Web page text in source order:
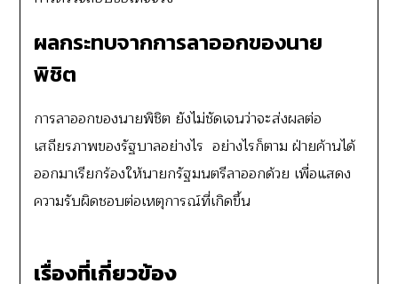
ผลกระทบจากการลาออกของนาย
พิชิต
การลาออกของนายพิชิต ยังไม่ชัดเจนว่าจะส่งผลต่อ
เสถียรภาพของรัฐบาลอย่างไร อย่างไรก็ตาม ฝ่ายค้านได้
ออกมาเรียกร้องให้นายกรัฐมนตรีลาออกด้วย เพื่อแสดง
ความรับผิดชอบต่อเหตุการณ์ที่เกิดขึ้น
เรื่องที่เกี่ยวข้อง